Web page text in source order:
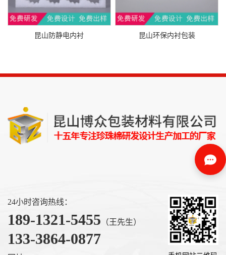
昆山防静电内衬 昆山环保内衬包装
24小时咨询热线：
189-1321-5455 （王先生）
133-3864-0877